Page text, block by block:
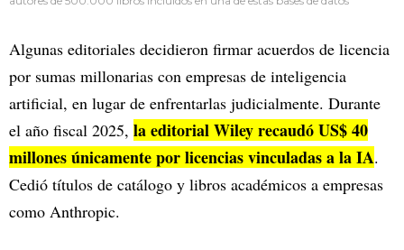
Algunas editoriales decidieron firmar acuerdos de licencia
por sumas millonarias con empresas de inteligencia
artificial, en lugar de enfrentarlas judicialmente. Durante
el año fiscal 2025, la editorial Wiley recaudó US$ 40
millones únicamente por licencias vinculadas a la IA.
Cedió títulos de catálogo y libros académicos a empresas
como Anthropic.